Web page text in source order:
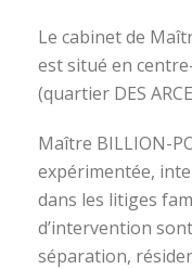
Le cabinet de
est situé en
(quartier DES
Maître BILLION-
expérimentée,
dans les litiges
d’intervention
séparation,